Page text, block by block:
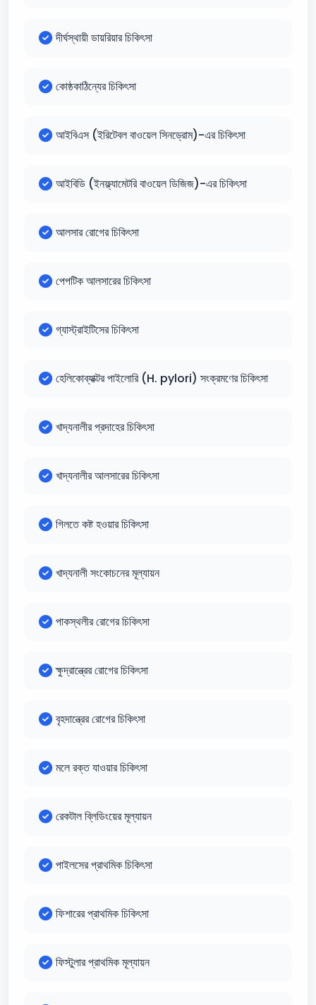
দীর্ঘস্থায়ী ডায়রিয়ার চিকিৎসা
কোষ্ঠকাঠিন্যের চিকিৎসা
আইবিএস (ইরিটেবল বাওয়েল সিনড্রোম)-এর চিকিৎসা
আইবিডি (ইনফ্ল্যামেটরি বাওয়েল ডিজিজ)-এর চিকিৎসা
আলসার রোগের চিকিৎসা
পেপটিক আলসারের চিকিৎসা
গ্যাস্ট্রাইটিসের চিকিৎসা
হেলিকোব্যাক্টর পাইলোরি (H. pylori) সংক্রমণের চিকিৎসা
খাদ্যনালীর প্রদাহের চিকিৎসা
খাদ্যনালীর আলসারের চিকিৎসা
গিলতে কষ্ট হওয়ার চিকিৎসা
খাদ্যনালী সংকোচনের মূল্যায়ন
পাকস্থলীর রোগের চিকিৎসা
ক্ষুদ্রান্ত্রের রোগের চিকিৎসা
বৃহদান্ত্রের রোগের চিকিৎসা
মলে রক্ত যাওয়ার চিকিৎসা
রেকটাল ব্লিডিংয়ের মূল্যায়ন
পাইলসের প্রাথমিক চিকিৎসা
ফিশারের প্রাথমিক চিকিৎসা
ফিস্টুলার প্রাথমিক মূল্যায়ন